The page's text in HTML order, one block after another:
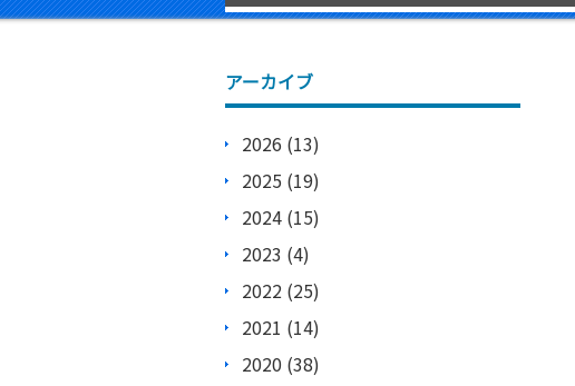
アーカイブ
2026 (13)
2025 (19)
2024 (15)
2023 (4)
2022 (25)
2021 (14)
2020 (38)